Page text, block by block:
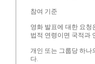
참여 기준
영화 발표에 대한 요청
법적 연령이면 국적과
개인 또는 그룹당 하나
다.